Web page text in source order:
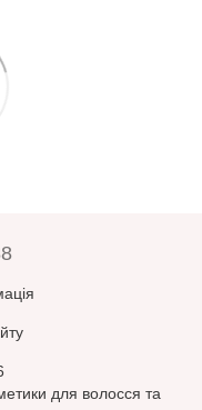
для волосся та